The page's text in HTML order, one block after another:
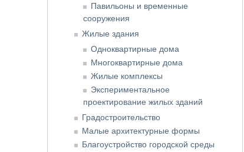
Павильоны и временные
сооружения
Жилые здания
Одноквартирные дома
Многоквартирные дома
Жилые комплексы
Экспериментальное
проектирование жилых зданий
Градостроительство
Малые архитектурные формы
Благоустройство городской среды